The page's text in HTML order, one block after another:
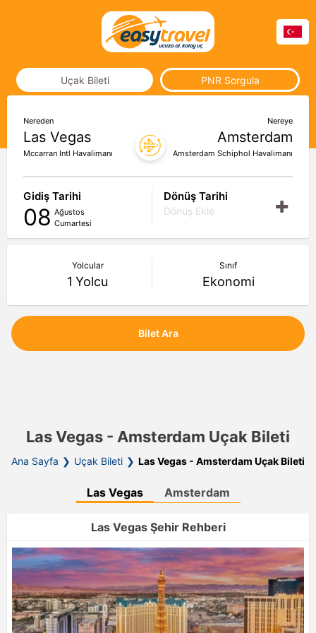
Uçak Bileti PNR Sorgula
Nereden
Las Vegas
Mccarran Intl Havalimanı
Nereye
Amsterdam
Amsterdam Schiphol Havalimanı
Gidiş Tarihi
08 Ağustos
Cumartesi
Dönüş Tarihi
Dönüş Ekle
Yolcular
1 Yolcu
Sınıf
Ekonomi
Bilet Ara
Las Vegas - Amsterdam Uçak Bileti
Ana Sayfa Uçak Bileti Las Vegas - Amsterdam Uçak Bileti
Las Vegas Amsterdam
Las Vegas Şehir Rehberi